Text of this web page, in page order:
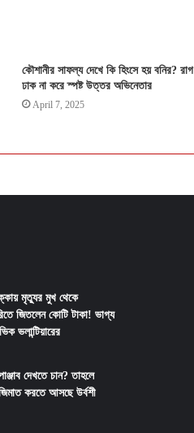
কৌশানীর সাফল্য দেখে কি হিংসে হয় বনির? রাগ
ঢাক না করে স্পষ্ট উত্তর অভিনেতার
April 7, 2025
মৃত্যুর মুখ থেকে
জিতলেন কোটি টাকা! ভাগ্য
ভলান্টিয়ারের
দেখতে চান? তাহলে
করতে আসছে উর্বশী